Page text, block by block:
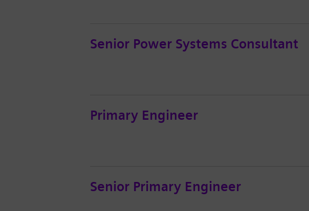
Senior Power Systems Consultant
Primary Engineer
Senior Primary Engineer